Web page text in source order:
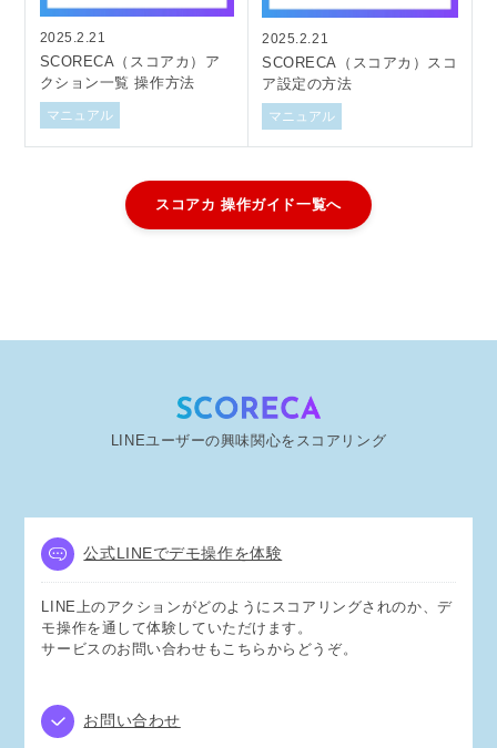
2025.2.21
SCORECA（スコアカ）ア
クション一覧 操作方法
マニュアル
2025.2.21
SCORECA（スコアカ）スコ
ア設定の方法
マニュアル
スコアカ 操作ガイド一覧へ
LINEユーザーの興味関心をスコアリング
公式LINEでデモ操作を体験
LINE上のアクションがどのようにスコアリングされのか、デ
モ操作を通して体験していただけます。
サービスのお問い合わせもこちらからどうぞ。
お問い合わせ